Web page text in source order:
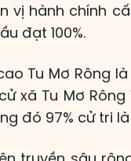
vị hành chính
đạt 100%.
Tu Mơ Rông
xã Tu Mơ
đó 97% cử tri